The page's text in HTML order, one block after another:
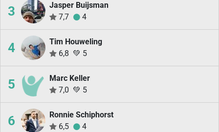
3
Jasper Buijsman
7,7
4
4
Tim Houweling
6,8 💚 5
5
Marc Keller
7,0 💚 5
6
Ronnie Schiphorst
6,5
4